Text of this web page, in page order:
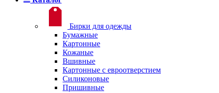
Бирки для одежды
Бумажные
Картонные
Кожаные
Вшивные
Картонные с евроотверстием
Силиконовые
Пришивные